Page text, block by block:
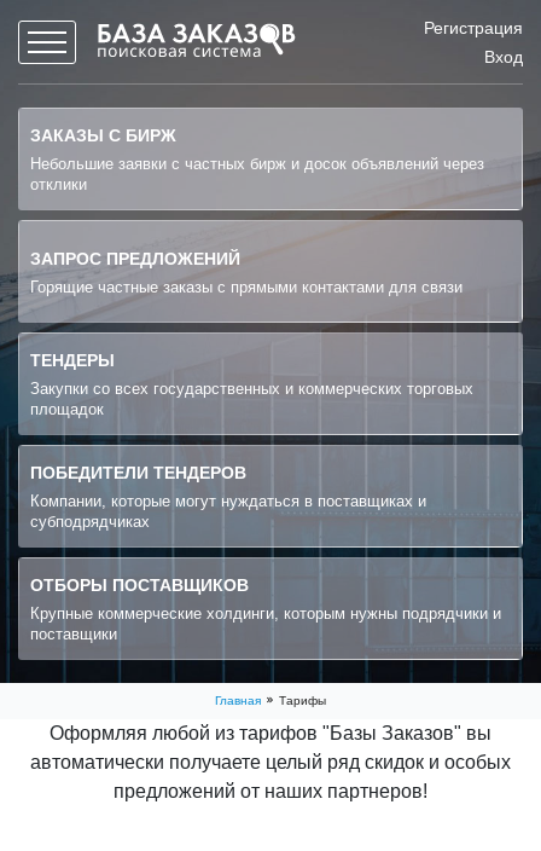
Регистрация
Вход
ЗАКАЗЫ С БИРЖ
Небольшие заявки с частных бирж и досок объявлений через
отклики
ЗАПРОС ПРЕДЛОЖЕНИЙ
Горящие частные заказы с прямыми контактами для связи
ТЕНДЕРЫ
Закупки со всех государственных и коммерческих торговых
площадок
ПОБЕДИТЕЛИ ТЕНДЕРОВ
Компании, которые могут нуждаться в поставщиках и
субподрядчиках
ОТБОРЫ ПОСТАВЩИКОВ
Крупные коммерческие холдинги, которым нужны подрядчики и
поставщики
Главная Тарифы
Оформляя любой из тарифов "Базы Заказов" вы
автоматически получаете целый ряд скидок и особых
предложений от наших партнеров!